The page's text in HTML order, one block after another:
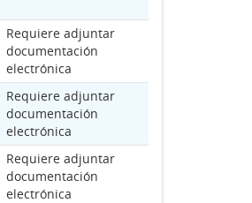
Requiere adjuntar
documentación
electrónica
Requiere adjuntar
documentación
electrónica
Requiere adjuntar
documentación
electrónica